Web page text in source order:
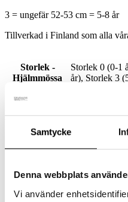
Samtycke
Denna webbplats
Vi använder
3 = ungefär 52-53 cm = 5-8 år
Tillverkad i Finland som alla
Storlek -
Hjälmmössa
Storlek 0 (0-1
år), Storlek 3
Relaterade
Mössa
Mössa i silkeull